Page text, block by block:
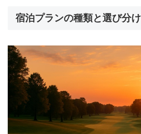
宿泊プランの種類と選び分け